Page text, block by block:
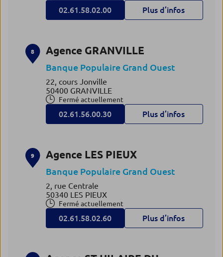
02.61.58.02.00 Plus d’infos
8 Agence GRANVILLE
Banque Populaire Grand Ouest
22, cours Jonville
50400 GRANVILLE
Fermé actuellement
02.61.56.00.30 Plus d’infos
9 Agence LES PIEUX
Banque Populaire Grand Ouest
2, rue Centrale
50340 LES PIEUX
Fermé actuellement
02.61.58.02.60 Plus d’infos